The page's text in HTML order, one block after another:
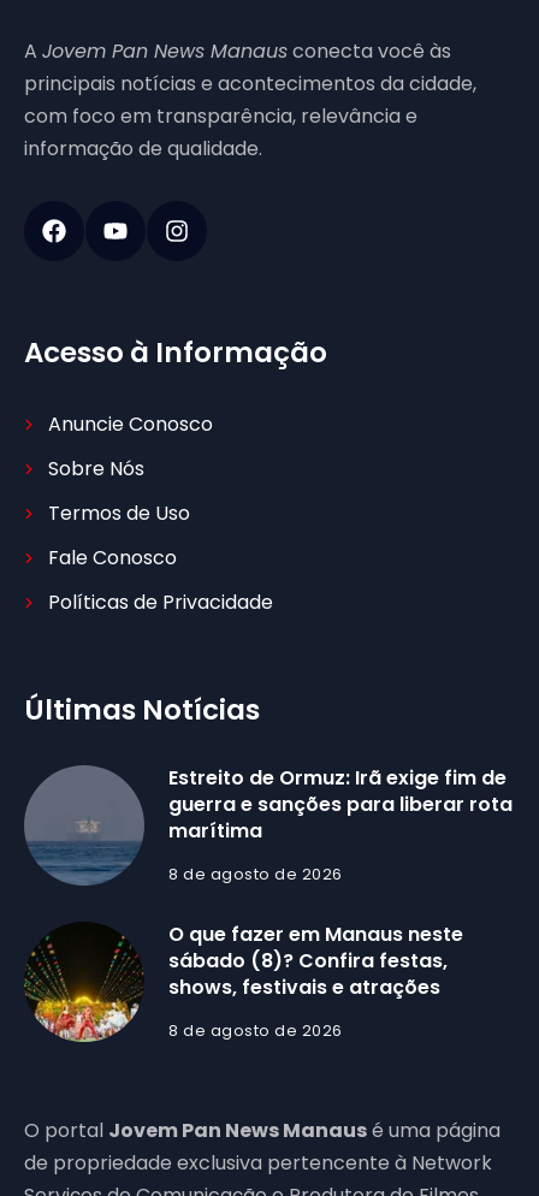
A Jovem Pan News Manausconecta você às
principais notícias e acontecimentos da cidade,
com foco em transparência, relevância e
informação de qualidade.
Acesso à Informação
Anuncie Conosco
Sobre Nós
Termos de Uso
Fale Conosco
Políticas de Privacidade
Últimas Notícias
Estreito de Ormuz: Irã exige fim de
guerra e sanções para liberar rota
marítima
8 de agosto de 2026
O que fazer em Manaus neste
sábado (8)? Confira festas,
shows, festivais e atrações
8 de agosto de 2026
O portal Jovem Pan News Manausé uma página
de propriedade exclusiva pertencente à Network